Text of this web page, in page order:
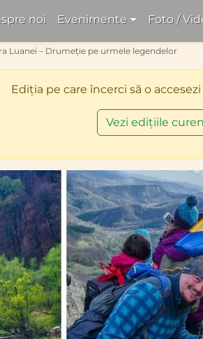
noi Evenimente Foto /
Luanei – Drumeție pe urmele legendelor
Ediția pe care încerci să o
Vezi edițiile